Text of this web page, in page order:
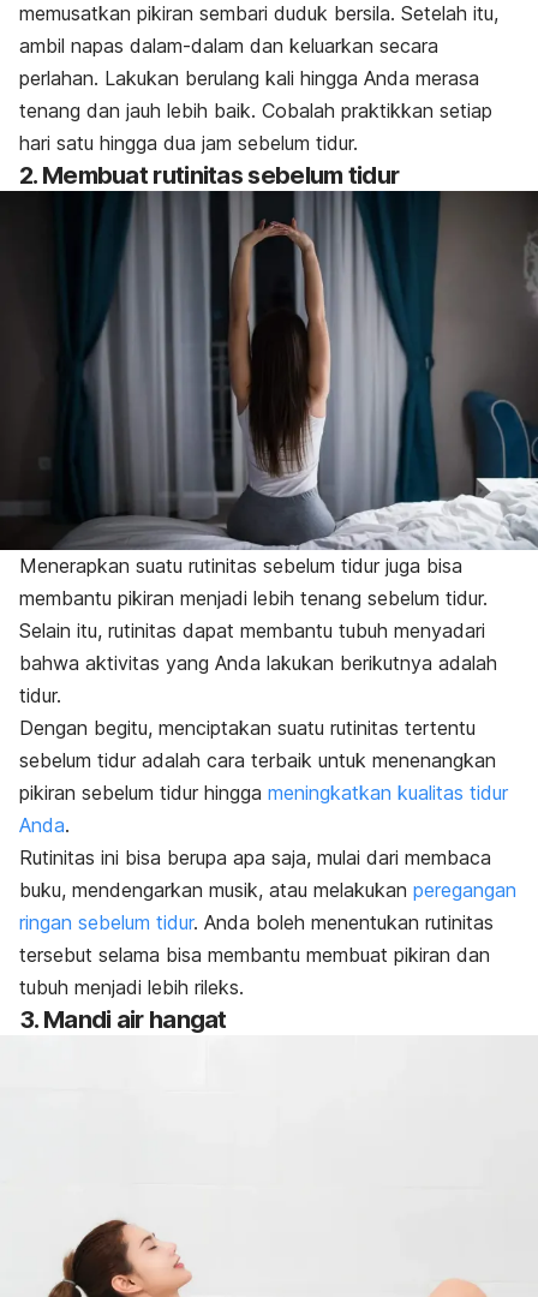
memusatkan pikiran sembari duduk bersila. Setelah itu,
ambil napas dalam-dalam dan keluarkan secara
perlahan. Lakukan berulang kali hingga Anda merasa
tenang dan jauh lebih baik. Cobalah praktikkan setiap
hari satu hingga dua jam sebelum tidur.
2. Membuat rutinitas sebelum tidur
Menerapkan suatu rutinitas sebelum tidur juga bisa
membantu pikiran menjadi lebih tenang sebelum tidur.
Selain itu, rutinitas dapat membantu tubuh menyadari
bahwa aktivitas yang Anda lakukan berikutnya adalah
tidur.
Dengan begitu, menciptakan suatu rutinitas tertentu
sebelum tidur adalah cara terbaik untuk menenangkan
pikiran sebelum tidur hingga meningkatkan kualitas tidur
Anda.
Rutinitas ini bisa berupa apa saja, mulai dari membaca
buku, mendengarkan musik, atau melakukan peregangan
ringan sebelum tidur. Anda boleh menentukan rutinitas
tersebut selama bisa membantu membuat pikiran dan
tubuh menjadi lebih rileks.
3. Mandi air hangat